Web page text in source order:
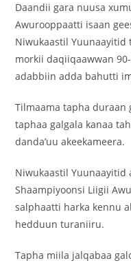
Daandii gara nuusa
Awurooppaatti isaan
Niwukaastil
morkii daqiiqaawwan
adabbiin adda bahutti
Tilmaama tapha duraan
taphaa galgala kanaa
danda’uu akeekameera.
Niwukaastil Yuunaayitid
Shaampiyoonsi Liigii
salphaatti harka kennu
hedduun turaniiru.
Tapha miila jalqabaa